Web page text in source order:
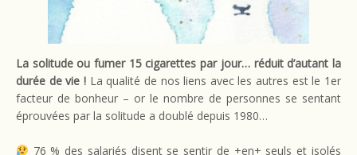
La solitude ou fumer 15 cigarettes par jour… réduit d’autant la
durée de vie !La qualité de nos liens avec les autres est le 1er
facteur de bonheur – or le nombre de personnes se sentant
éprouvées par la solitude a doublé depuis 1980…
76 % des salariés disent se sentir de +en+ seuls et isolés